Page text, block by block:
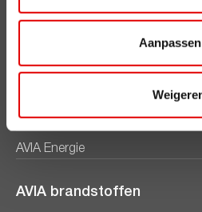
Aanpassen
Registreren
AVIA Diensten
AVIA VOLT
AVIA Energie
AVIA brandstoffen